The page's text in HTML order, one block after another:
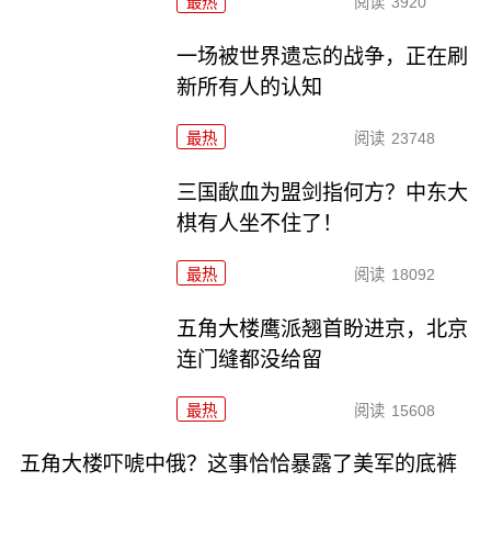
一场被世界遗忘的战争，正在刷
新所有人的认知
最热 阅读 23748
三国歃血为盟剑指何方？中东大
棋有人坐不住了！
最热 阅读 18092
五角大楼鹰派翘首盼进京，北京
连门缝都没给留
最热 阅读 15608
五角大楼吓唬中俄？这事恰恰暴露了美军的底裤